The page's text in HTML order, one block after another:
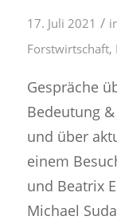
17. Juli 2021 /
Forstwirtschaft,
Gespräche
Bedeutung
und über
einem
und Beatrix
Michael